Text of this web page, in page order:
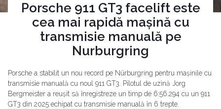
Porsche 911 GT3 facelift este
cea mai rapidă mașină cu
transmisie manuală pe
Nurburgring
Porsche a stabilit un nou record pe Nürburgring pentru mașinile cu
transmisie manuală cu noul 911 GT3. Pilotul de uzină Jorg
Bergmeister a reușit să înregistreze un timp de 6:56.294 cu un 911
GT3 din 2025 echipat cu transmisie manuală în 6 trepte.